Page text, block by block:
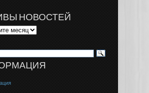
НОВОСТЕЙ